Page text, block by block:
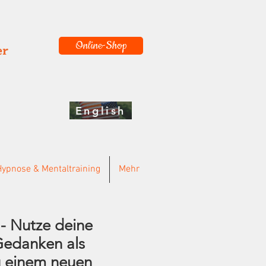
Online-Shop
English
& Mentaltraining Mehr
Nutze deine
als
einem neuen